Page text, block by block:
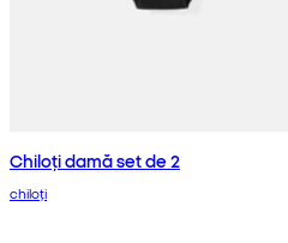
Chiloți damă set de 2
chiloți